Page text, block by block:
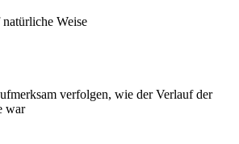
natürliche Weise
verfolgen, wie der Verlauf der
war